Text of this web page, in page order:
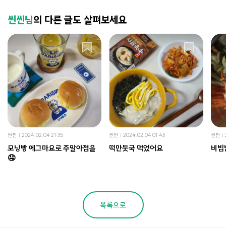
씬씬님의 다른 글도 살펴보세요
씬씬 2024.02.04 21:35
모닝빵 에그마요로 주말아점을
🤤
씬씬 2024.02.04 01:43
떡만둣국 먹었어요
씬씬
비
목록으로